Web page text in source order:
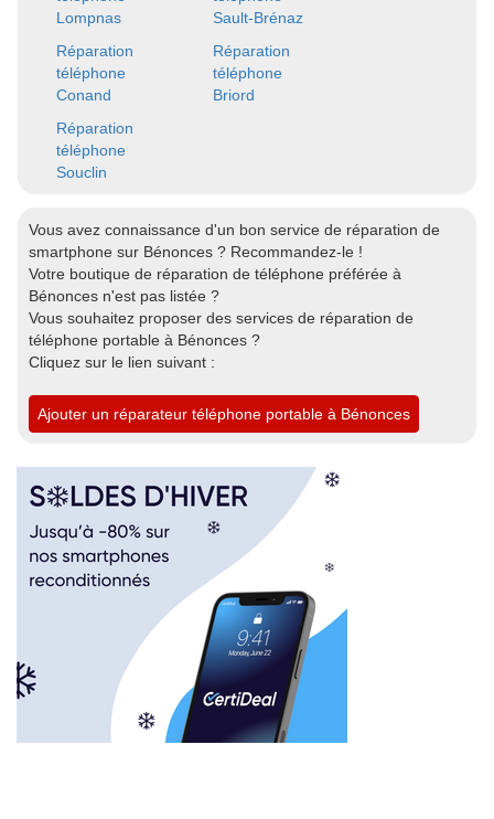
Lompnas
Sault-Brénaz
Réparation
téléphone
Conand
Réparation
téléphone
Briord
Réparation
téléphone
Souclin
Vous avez connaissance d'un bon service de réparation de
smartphone sur Bénonces ? Recommandez-le !
Votre boutique de réparation de téléphone préférée à
Bénonces n'est pas listée ?
Vous souhaitez proposer des services de réparation de
téléphone portable à Bénonces ?
Cliquez sur le lien suivant :
Ajouter un réparateur téléphone portable à Bénonces